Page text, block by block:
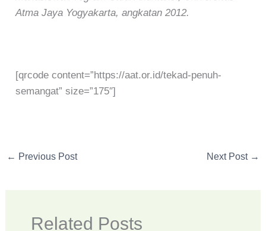
Atma Jaya Yogyakarta, angkatan 2012.
[qrcode content=”https://aat.or.id/tekad-penuh-
semangat” size=”175″]
← Previous Post Next Post →
Related Posts